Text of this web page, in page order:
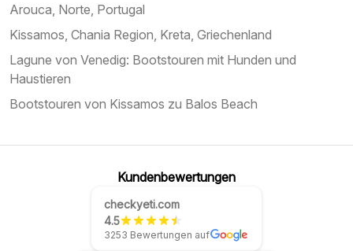
Arouca, Norte, Portugal
Kissamos, Chania Region, Kreta, Griechenland
Lagune von Venedig: Bootstouren mit Hunden und
Haustieren
Bootstouren von Kissamos zu Balos Beach
Kundenbewertungen
checkyeti.com
4.5
3253 Bewertungen auf